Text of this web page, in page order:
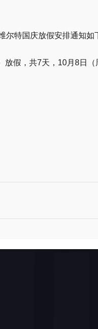
特国庆放假安排通知如
假，共7天，10月8日